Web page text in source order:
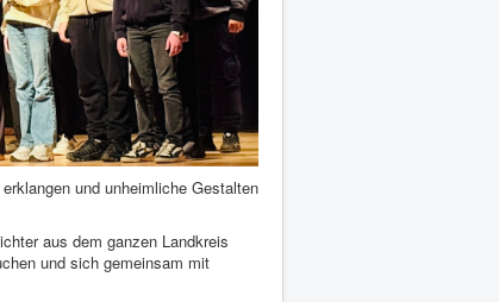
und unheimliche Gestalten
aus dem ganzen Landkreis
und sich gemeinsam mit